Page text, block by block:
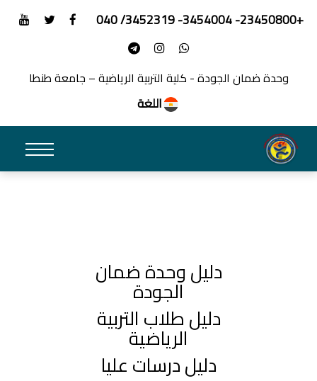
+23450800- 3454004- 3452319/ 040
وحدة ضمان الجودة - كلية التربية الرياضية – جامعة طنطا
اللغة
دليل وحدة ضمان
الجودة
دليل طلاب التربية
الرياضية
دليل درسات عليا